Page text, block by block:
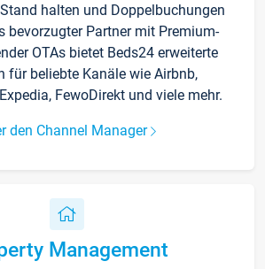
halten und Doppelbuchungen
bevorzugter Partner mit Premium-
OTAs bietet Beds24 erweiterte
für beliebte Kanäle wie Airbnb,
FewoDirekt und viele mehr.
den Channel Manager
Management